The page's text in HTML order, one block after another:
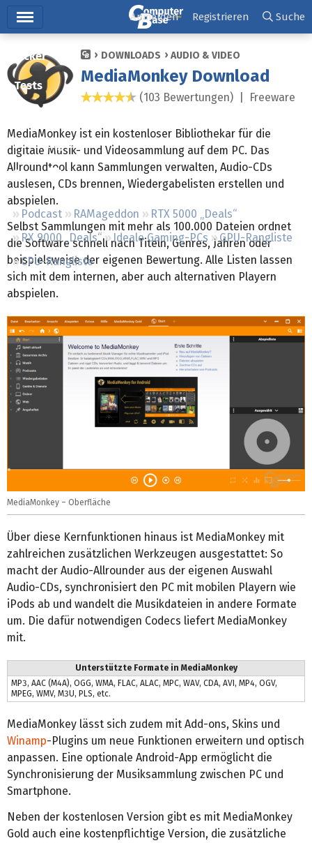
Ticker
Tests
Preisvergleich
Forum
Podcast RAMageddon
RTX 5000 „Deals“
RX 9000 „Deals“
Ideale Gaming-PCs
GPU-Rangliste
CPU-Rangliste
Anmelden Registrieren Suche
DOWNLOADS AUDIO & VIDEO
MediaMonkey Download
4,4 Sterne
(103 Bewertungen) | Freeware
MediaMonkey ist ein kostenloser Bibliothekar für die
digitale Musik- und Videosammlung auf dem PC. Das
Allroundtool kann Sammlungen verwalten, Audio-CDs
auslesen, CDs brennen, Wiedergabelisten erstellen und
abspielen.
Selbst Sammlungen mit mehr als 100.000 Dateien ordnet
die Software schnell nach Titeln, Genres, Jahren oder
beispielsweise der eigenen Bewertung. Alle Listen lassen
sich mit dem internen, aber auch alternativen Playern
abspielen.
MediaMonkey – Oberfläche
Über diese Kernfunktionen hinaus ist MediaMonkey mit
zahlreichen zusätzlichen Werkzeugen ausgestattet: So
macht der Audio-Allrounder aus der eigenen Auswahl
Audio-CDs, synchronisiert den PC mit mobilen Playern wie
iPods ab und wandelt die Musikdateien in andere Formate
um. Die dafür notwendigen Codecs liefert MediaMonkey
mit.
Unterstützte Formate in MediaMonkey
MP3, AAC (M4A), OGG, WMA, FLAC, ALAC, MPC, WAV, CDA, AVI, MP4, OGV,
MPEG, WMV, M3U, PLS, etc.
MediaMonkey lässt sich zudem mit Add-ons, Skins und
Winamp-Plugins um neue Funktionen erweitern und optisch
anpassen. Eine optionale Android-App ermöglicht die
Synchronisierung der Musiksammlung zwischen PC und
Smartphone.
Neben der kostenlosen Version gibt es mit MediaMonkey
Gold auch eine kostenpflichtige Version, die zusätzliche